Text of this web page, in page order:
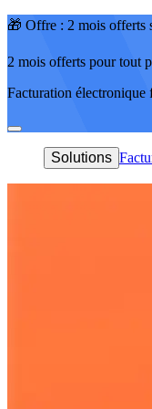
🎁 Offre : 2 mois offerts
2 mois offerts pour tout
Facturation électronique
Solutions